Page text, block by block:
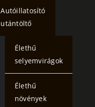
Autóillatosító
utántöltő
Élethű
selyemvirágok
Élethű
növények